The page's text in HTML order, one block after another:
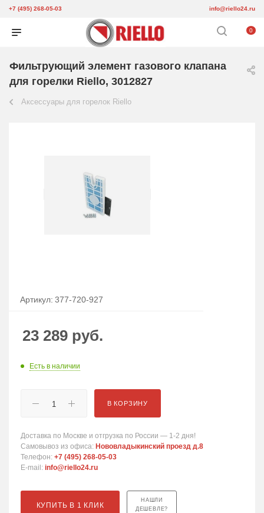
+7 (495) 268-05-03 info@riello24.ru
0
Фильтрующий элемент газового клапана
для горелки Riello, 3012827
Аксессуары для горелок Riello
Артикул: 377-720-927
23 289 руб.
Есть в наличии
В КОРЗИНУ
Доставка по Москве и отгрузка по России — 1-2 дня!
Самовывоз из офиса: Нововладыкинский проезд д.8
Телефон: +7 (495) 268-05-03
E-mail: info@riello24.ru
КУПИТЬ В 1 КЛИК
НАШЛИ
ДЕШЕВЛЕ?